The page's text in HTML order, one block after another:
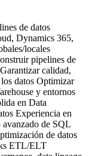
de datos
Dynamics 365,
locales
pipelines de
calidad,
datos Optimizar
y entornos
en Data
Experiencia en
de SQL
de datos
ETL/ELT